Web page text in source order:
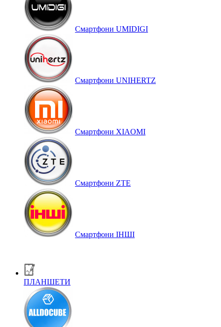
Смартфони UMIDIGI
Смартфони UNIHERTZ
Смартфони XIAOMI
Смартфони ZTE
Смартфони ІНШІ
ПЛАНШЕТИ